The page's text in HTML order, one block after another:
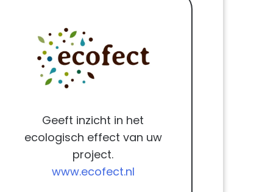
Geeft inzicht in het
ecologisch effect van uw
project.
www.ecofect.nl